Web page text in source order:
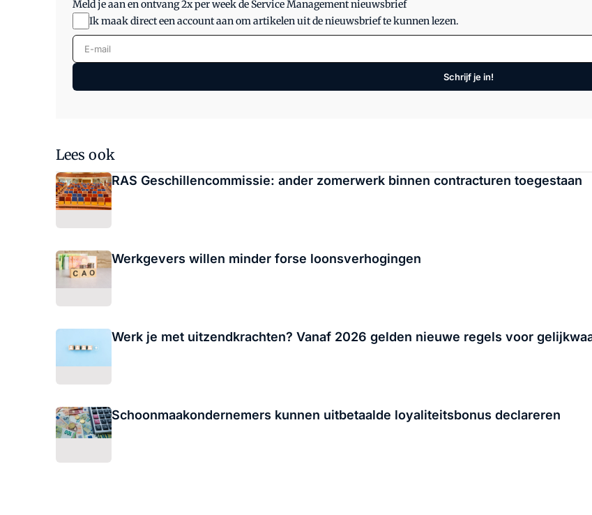
Meld je aan en ontvang 2x per week de Service Management nieuwsbrief
Ik maak direct een account aan om artikelen uit de nieuwsbrief te kunnen lezen.
E-mail
Schrijf je in!
Lees ook
RAS Geschillencommissie: ander zomerwerk binnen contracturen toegestaan
Werkgevers willen minder forse loonsverhogingen
Werk je met uitzendkrachten? Vanaf 2026 gelden nieuwe regels voor
Schoonmaakondernemers kunnen uitbetaalde loyaliteitsbonus declareren